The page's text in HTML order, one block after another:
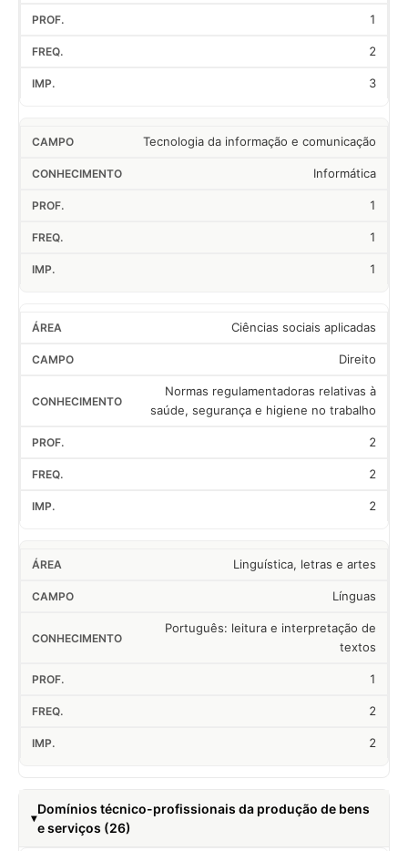
1
2
3
Tecnologia da informação e comunicação
Informática
1
1
1
Ciências sociais aplicadas
Direito
Normas regulamentadoras relativas à
saúde, segurança e higiene no trabalho
2
2
2
Linguística, letras e artes
Línguas
Português: leitura e interpretação de
textos
1
2
2
Domínios técnico-profissionais da produção de bens
e serviços (26)